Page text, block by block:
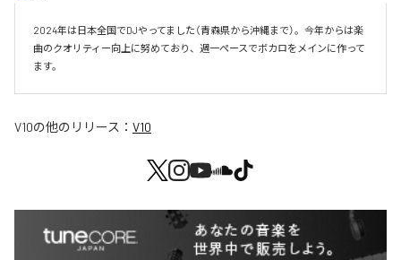
2024年は日本全国でDJやってました（青森県から沖縄まで）。今年からは楽
曲のクオリティー向上に努めており、週一ペースでボカロをメインに作って
V10の他のリリース： V10